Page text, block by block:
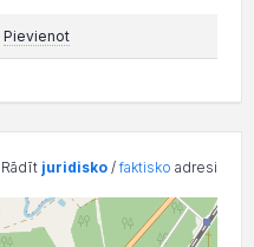
Pievienot
Rādīt juridisko /faktisko adresi